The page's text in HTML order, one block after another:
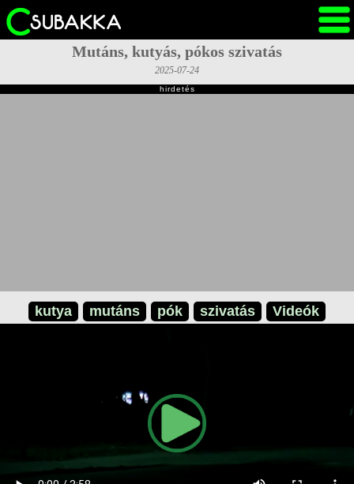
Mutáns, kutyás, pókos szivatás
2025-07-24
hirdetés
kutya mutáns pók szivatás Videók